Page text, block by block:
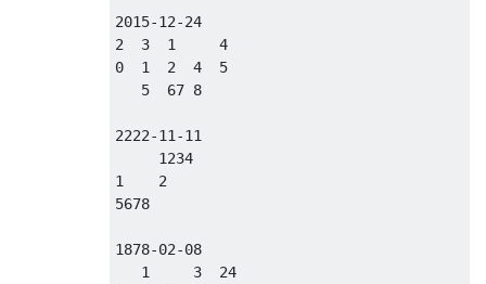
2015-12-24
2  3  1     4
0  1  2  4  5
   5  67 8
2222-11-11
     1234
1    2
5678
1878-02-08
   1     3  24